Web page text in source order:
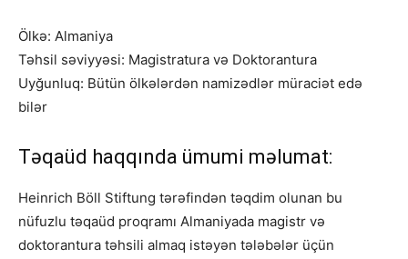
Ölkə: Almaniya
Təhsil səviyyəsi: Magistratura və Doktorantura
Uyğunluq: Bütün ölkələrdən namizədlər müraciət edə
bilər
Təqaüd haqqında ümumi məlumat:
Heinrich Böll Stiftung tərəfindən təqdim olunan bu
nüfuzlu təqaüd proqramı Almaniyada magistr və
doktorantura təhsili almaq istəyən tələbələr üçün